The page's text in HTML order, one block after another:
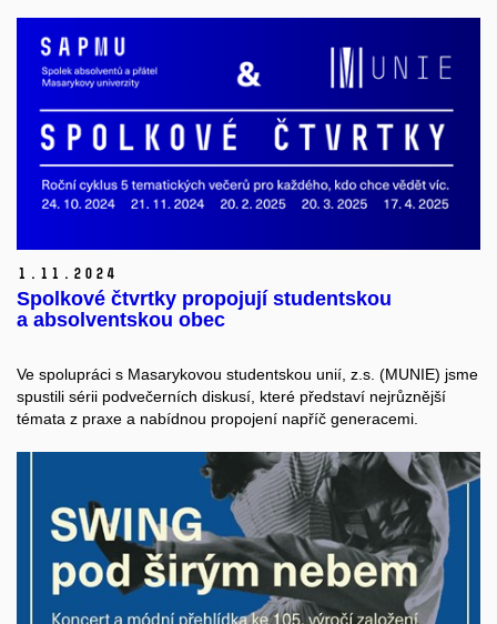
1. 11. 2024
Spolkové čtvrtky propojují studentskou
a absolventskou obec
Ve spolupráci s Masarykovou studentskou unií, z.s. (MUNIE) jsme
spustili sérii podvečerních diskusí, které představí nejrůznější
témata z praxe a nabídnou propojení napříč generacemi.